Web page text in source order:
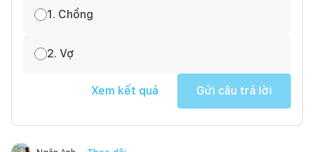
1. Chồng
2. Vợ
Xem kết quả Gửi câu trả lời